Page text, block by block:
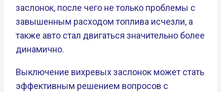
заслонок, после чего не только проблемы с
завышенным расходом топлива исчезли, а
также авто стал двигаться значительно более
динамично.
Выключение вихревых заслонок может стать
эффективным решением вопросов с